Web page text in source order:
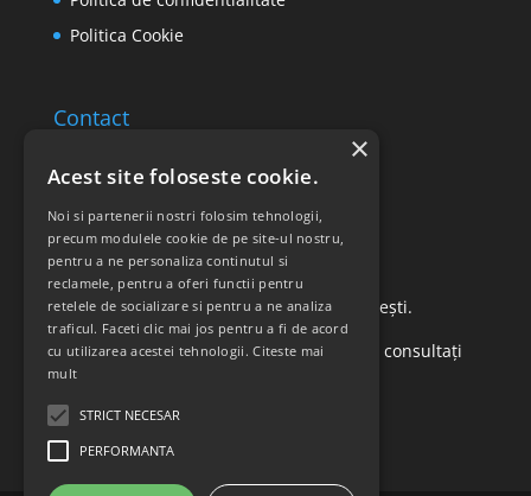
Politica Cookie
Contact
Retur produse
Str. Vasile Mironiuc nr. 3, Sector 1, București.
Pentru detalii suplimentare, vă rugăm să consultați
politica de returnare a produselor
Acest site foloseste cookie.
Noi si partenerii nostri folosim tehnologii,
precum modulele cookie de pe site-ul nostru,
pentru a ne personaliza continutul si
reclamele, pentru a oferi functii pentru
retelele de socializare si pentru a ne analiza
traficul. Faceti clic mai jos pentru a fi de acord
cu utilizarea acestei tehnologii.Citeste mai
mult
STRICT NECESAR
PERFORMANTA
×